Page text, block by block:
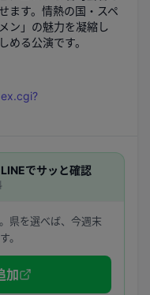
ます。情熱の国・スペ
ン」の魅力を凝縮し
める公演です。
でサッと確認
県を選べば、今週末
。
加